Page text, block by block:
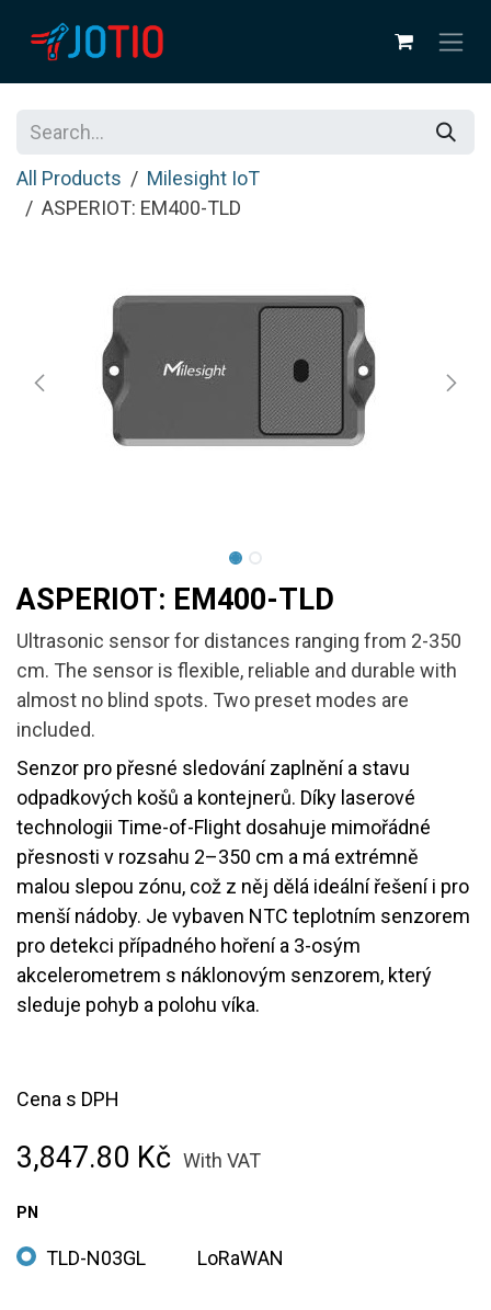
All Products
Milesight IoT
ASPERIOT: EM400-TLD
ASPERIOT: EM400-TLD
Ultrasonic sensor for distances ranging from 2-350
cm. The sensor is flexible, reliable and durable with
almost no blind spots. Two preset modes are
included.
Senzor pro přesné sledování zaplnění a stavu
odpadkových košů a kontejnerů. Díky laserové
technologii Time-of-Flight dosahuje mimořádné
přesnosti v rozsahu 2–350 cm a má extrémně
malou slepou zónu, což z něj dělá ideální řešení i pro
menší nádoby. Je vybaven NTC teplotním senzorem
pro detekci případného hoření a 3-osým
akcelerometrem s náklonovým senzorem, který
sleduje pohyb a polohu víka.
Cena s DPH
3,847.80 Kč With VAT
PN
TLD-N03GL LoRaWAN